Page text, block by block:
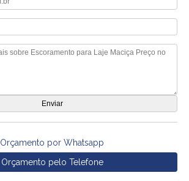
Orçamento por Whatsapp
Orçamento pelo Telefone